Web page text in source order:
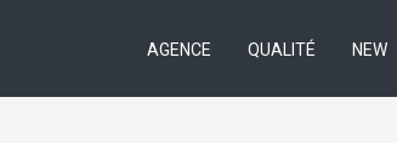
AGENCE QUALITÉ NEW